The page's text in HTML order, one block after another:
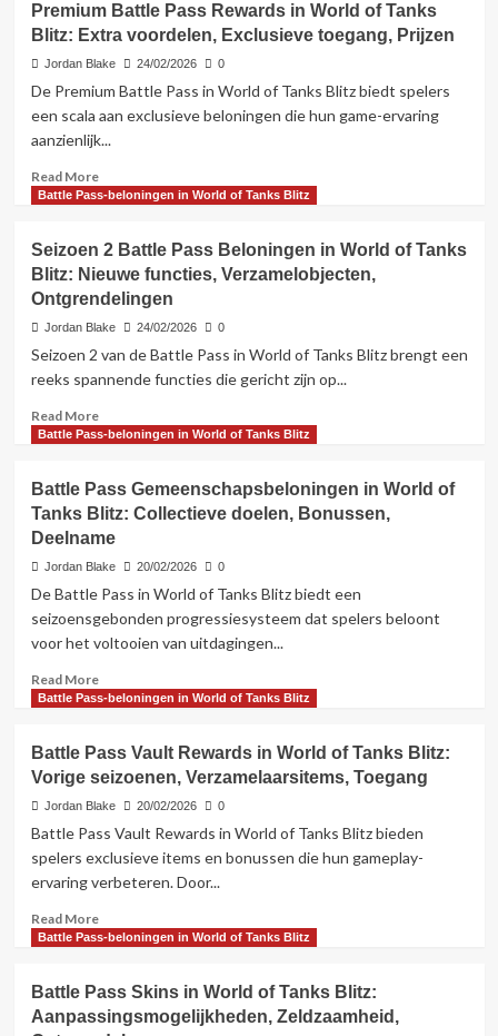
Beschikbaarheid
van
de
Battle
Pass
World
of
Blitz:
Start-
einddata,
Vernieuwing,
Timing
Premium Battle Pass Rewards in World of Tanks
Blitz: Extra voordelen, Exclusieve toegang, Prijzen
Jordan Blake 24/02/2026 0
De Premium Battle Pass in World of Tanks Blitz biedt spelers
een scala aan exclusieve beloningen die hun game-ervaring
aanzienlijk...
Read MoreRead
more
Battle
Pass
Rewards
in
of
Tanks
Extra
voordelen,
toegang,
Prijzen
Battle Pass-beloningen in World of Tanks Blitz
Seizoen 2 Battle Pass Beloningen in World of Tanks
Blitz: Nieuwe functies, Verzamelobjecten,
Ontgrendelingen
Jordan Blake 24/02/2026 0
Seizoen 2 van de Battle Pass in World of Tanks Blitz brengt een
reeks spannende functies die gericht zijn op...
Read MoreRead
more
2
Battle
Pass
Beloningen
World
of
Tanks
Nieuwe
functies,
Ontgrendelingen
Battle Pass-beloningen in World of Tanks Blitz
Battle Pass Gemeenschapsbeloningen in World of
Tanks Blitz: Collectieve doelen, Bonussen,
Deelname
Jordan Blake 20/02/2026 0
De Battle Pass in World of Tanks Blitz biedt een
seizoensgebonden progressiesysteem dat spelers beloont
voor het voltooien van uitdagingen...
Read MoreRead
more
Pass
Gemeenschapsbeloningen
in
World
Tanks
Blitz:
doelen,
Bonussen,
Battle Pass-beloningen in World of Tanks Blitz
Battle Pass Vault Rewards in World of Tanks Blitz:
Vorige seizoenen, Verzamelaarsitems, Toegang
Jordan Blake 20/02/2026 0
Battle Pass Vault Rewards in World of Tanks Blitz bieden
spelers exclusieve items en bonussen die hun gameplay-
ervaring verbeteren. Door...
Read MoreRead
more
Pass
Vault
Battle Pass-beloningen in World of Tanks Blitz
Battle Pass Skins in World of Tanks Blitz:
Aanpassingsmogelijkheden, Zeldzaamheid,